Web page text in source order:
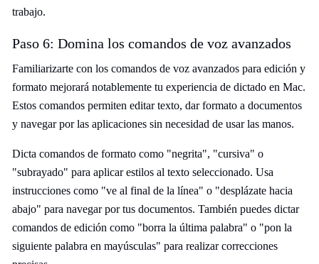
trabajo.
Paso 6: Domina los comandos de voz avanzados
Familiarizarte con los comandos de voz avanzados para edición y
formato mejorará notablemente tu experiencia de dictado en Mac.
Estos comandos permiten editar texto, dar formato a documentos
y navegar por las aplicaciones sin necesidad de usar las manos.
Dicta comandos de formato como "negrita", "cursiva" o
"subrayado" para aplicar estilos al texto seleccionado. Usa
instrucciones como "ve al final de la línea" o "desplázate hacia
abajo" para navegar por tus documentos. También puedes dictar
comandos de edición como "borra la última palabra" o "pon la
siguiente palabra en mayúsculas" para realizar correcciones